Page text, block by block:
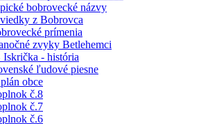
bobrovecké názvy
z Bobrovca
prímenia
zvyky Betlehemci
Iskrička - história
ľudové piesne
obce
č.8
č.7
č.6